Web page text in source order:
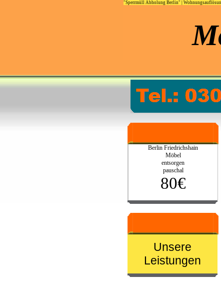
"Sperrmüll Abholung Berlin"
Berlin Friedrichshain
Möbel
entsorgen
pauschal
80€
Unsere
Leistungen